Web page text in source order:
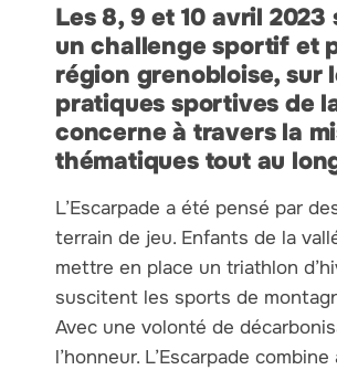
Les 8, 9 et 10 avril
un challenge sportif et
région grenobloise, sur
pratiques sportives de
concerne à travers la
thématiques tout au
L’Escarpade a été pensé par
terrain de jeu. Enfants de la
mettre en place un triathlon
suscitent les sports de
Avec une volonté de
l’honneur. L’Escarpade